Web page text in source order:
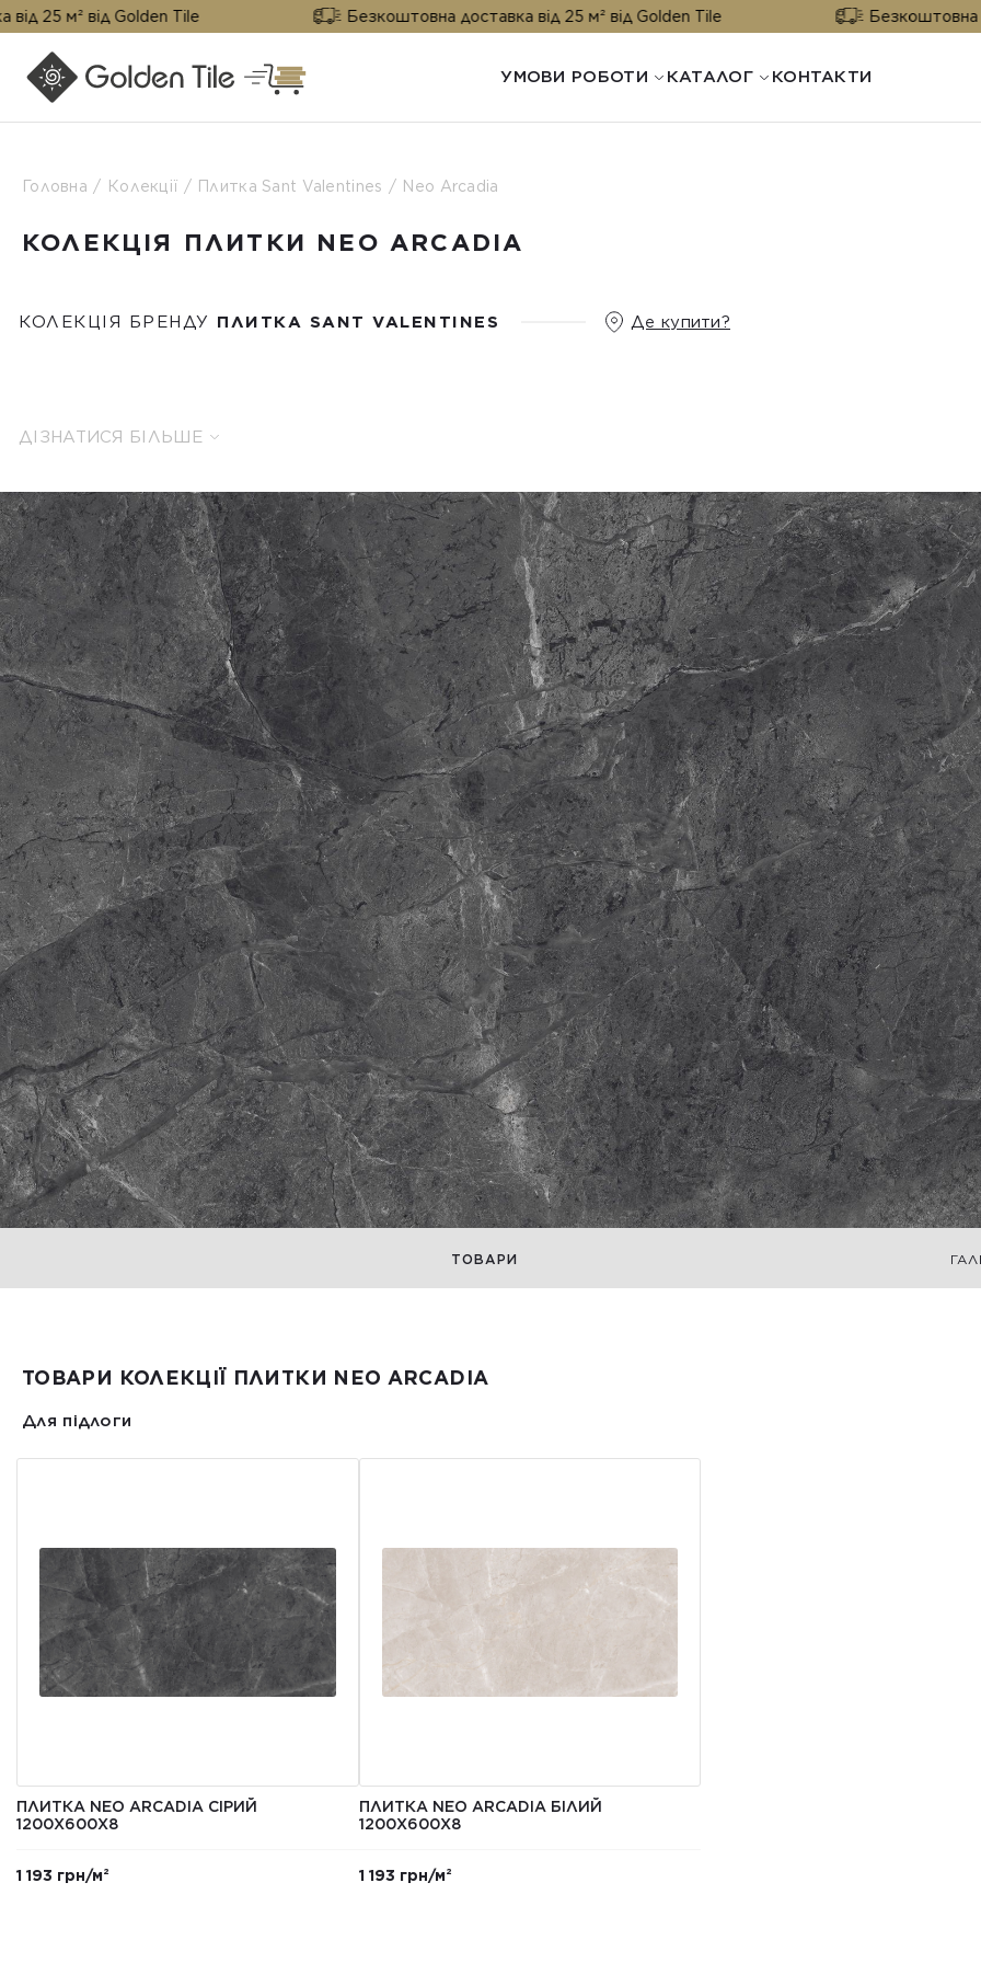
від Golden Tile Безкоштовна доставка від 25 м² від Golden Tile Безкоштовна
УМОВИ РОБОТИ КАТАЛОГ КОНТАКТИ
Головна Колекції Плитка Sant Valentines Neo Arcadia
КОЛЕКЦІЯ ПЛИТКИ NEO ARCADIA
КОЛЕКЦІЯ БРЕНДУ ПЛИТКА SANT VALENTINES Де купити?
ДІЗНАТИСЯ БІЛЬШЕ
ТОВАРИ
ТОВАРИ КОЛЕКЦІЇ ПЛИТКИ NEO ARCADIA
Для підлоги
ПЛИТКА NEO ARCADIA СІРИЙ
1200X600X8
1 193 грн/м²
ПЛИТКА NEO ARCADIA БІЛИЙ
1200X600X8
1 193 грн/м²